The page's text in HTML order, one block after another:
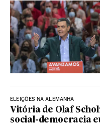
ELEIÇÕES NA ALEMANHA
Vitória de Olaf
social-democracia